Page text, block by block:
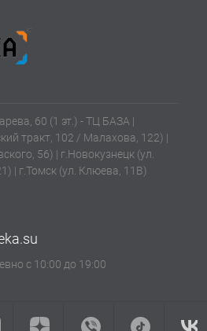
60 (1 эт.) - ТЦ БАЗА |
тракт, 102 / Малахова, 122) |
56) | г.Новокузнецк (ул.
| г.Томск (ул. Клюева, 11В)
с 10:00 до 19:00